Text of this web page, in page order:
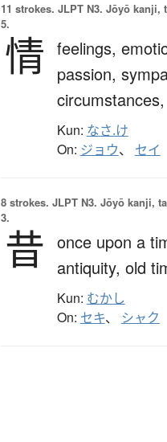
11 strokes. JLPT N3. Jōyō kanji,
5.
情 feelings,
passion,
circumstances,
Kun: なさ.け
On: ジョウ、 セイ
8 strokes. JLPT N3. Jōyō kanji,
3.
昔 once upon a
antiquity, old
Kun: むかし
On: セキ、 シャク